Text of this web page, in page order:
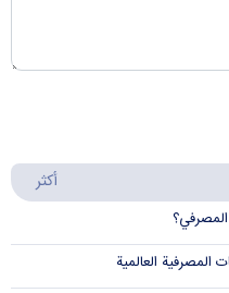
أكثر
العالمية